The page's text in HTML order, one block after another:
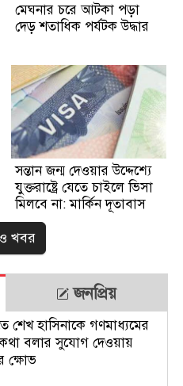
মেঘনার চরে আটকা পড়া
দেড় শতাধিক পর্যটক উদ্ধার
সন্তান জন্ম দেওয়ার উদ্দেশ্যে
যুক্তরাষ্ট্রে যেতে চাইলে ভিসা
মিলবে না: মার্কিন দূতাবাস
খবর
জনপ্রিয়
শেখ হাসিনাকে গণমাধ্যমের
কথা বলার সুযোগ দেওয়ায়
ক্ষোভ